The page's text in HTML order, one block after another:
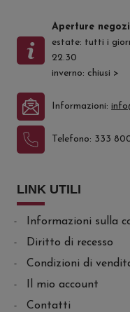
Aperture negozi
estate: tutti i
22.30
inverno: chiusi >
Informazioni:
Telefono: 333
LINK UTILI
Informazioni sulla
Diritto di recesso
Condizioni di
Il mio account
Contatti